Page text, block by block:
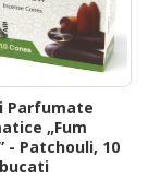
Parfumate
„Fum
- Patchouli, 10
bucati